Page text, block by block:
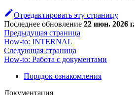
Отредактировать эту страницу
Последнее обновление 22 июн. 2026 г.
Предыдущая страница
How-to: INTERNAL
Следующая страница
How-to: Работа с документами
Порядок ознакомления
Документация